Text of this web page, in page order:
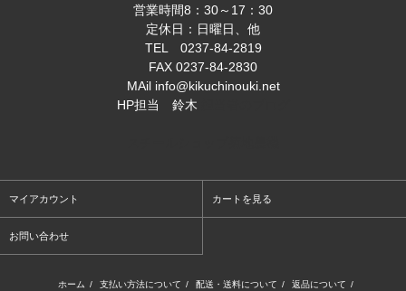
営業時間8：30～17：30
定休日：日曜日、他
TEL 0237-84-2819
FAX 0237-84-2830
MAil info@kikuchinouki.net
HP担当 鈴木
マイアカウント カートを見る
お問い合わせ
ホーム / 支払い方法について / 配送・送料について / 返品について /